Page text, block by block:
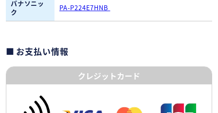
パナソニッ
ク
PA-P224E7HNB
お支払い情報
クレジットカード